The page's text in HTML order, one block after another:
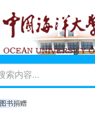
图书捐赠